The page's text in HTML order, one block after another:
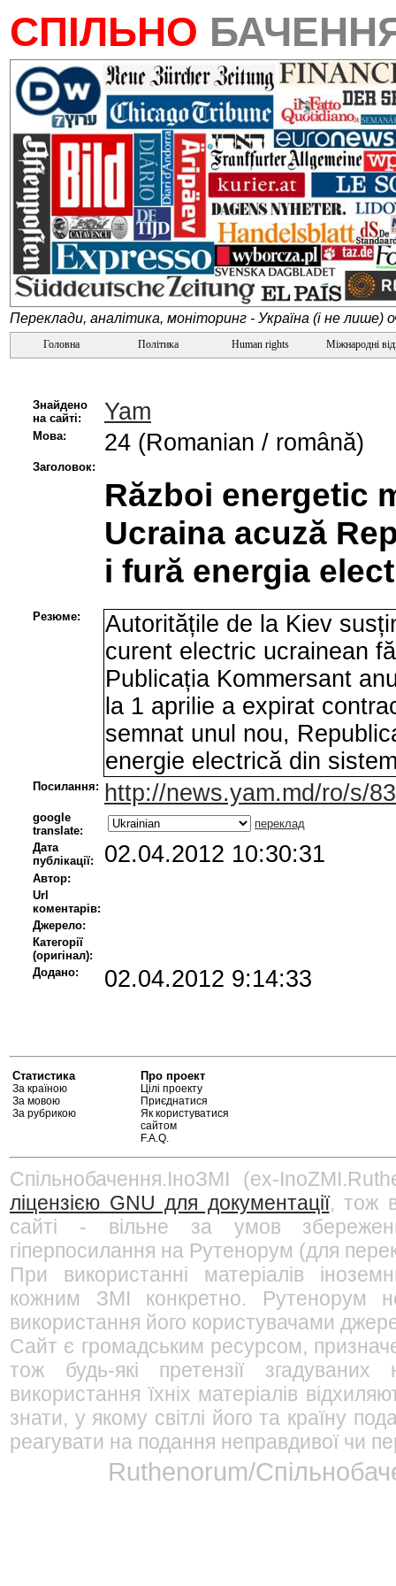
СПІЛЬНО
Переклади, аналітика, моніторинг - Україна (і не лише)
Головна Політика Human rights Міжнародні
Знайдено
на сайті:
Yam
Мова: 24 (Romanian / română)
Заголовок:
Război energetic
Ucraina acuză
i fură energia
Резюме:
Autoritățile de la Kiev
curent electric ucrainean
Publicația Kommersant
la 1 aprilie a expirat
semnat unul nou,
energie electrică din
Посилання: http://news.yam.md/ro/s/
google
translate:
переклад
Дата
публікації:
02.04.2012 10:30:31
Автор:
Url
коментарів:
Джерело:
Категорії
(оригінал):
Додано:
02.04.2012 9:14:33
Статистика
За країною
За мовою
За рубрикою
Про проект
Цілі проекту
Приєднатися
Як користуватися
сайтом
F.A.Q.
Спільнобачення.ІноЗМІ (ex-
ліцензією GNU для документації, тож
сайті - вільне за умов
гіперпосилання на Рутенорум (для
При використанні матеріалів
кожним ЗМІ конкретно. Рутенорум
використання його користувачами
Сайт є громадським ресурсом,
тож будь-які претензії
використання їхніх матеріалів
знати, у якому світлі його та країну
реагувати на подання неправдивої чи
Ruthenorum/